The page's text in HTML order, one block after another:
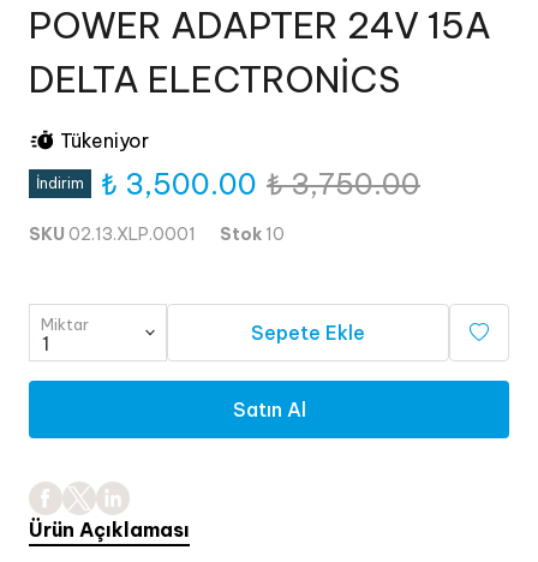
POWER ADAPTER 24V 15A
DELTA ELECTRONİCS
Tükeniyor
İndirim ₺ 3,500.00 ₺ 3,750.00
SKU 02.13.XLP.0001 Stok 10
Miktar Sepete Ekle
Satın Al
Ürün Açıklaması